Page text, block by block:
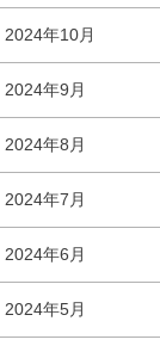
2024年10月
2024年9月
2024年8月
2024年7月
2024年6月
2024年5月